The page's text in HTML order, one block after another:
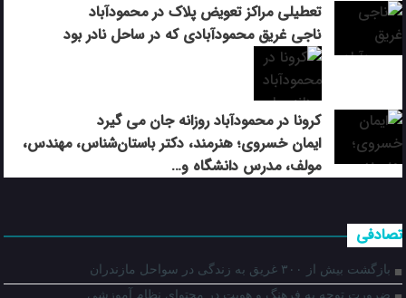
تعطیلی مراکز تعویض پلاک در محمودآباد
ناجی غریق محمودآبادی که در ساحل نادر بود
کرونا در محمودآباد روزانه جان می گیرد
ایمان خسروی؛ هنرمند، دکتر باستان‌شناس، مهندس،
مولف، مدرس دانشگاه و…
تصادفی
بازگشت بیش از ۳۰۰ غریق به زندگی در سواحل مازندران
ضرورت توجه به فرهنگ و هویت در محتوای نظام آموزشی